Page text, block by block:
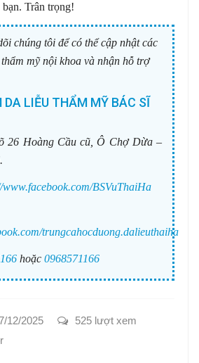
Trân trọng!
chúng tôi để có thể cập nhật các
mỹ nội khoa và nhận hỗ trợ
DA LIỄU THẨM MỸ BÁC SĨ
26 Hoàng Cầu cũ, Ô Chợ Dừa –
www.facebook.com/BSVuThaiHa
trungcahocduong.dalieuthaiha
hoặc 0968571166
12/2025
525 lượt xem